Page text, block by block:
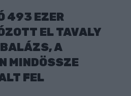
493 EZER
EL TAVALY
BALÁZS, A
MINDÖSSZE
FEL